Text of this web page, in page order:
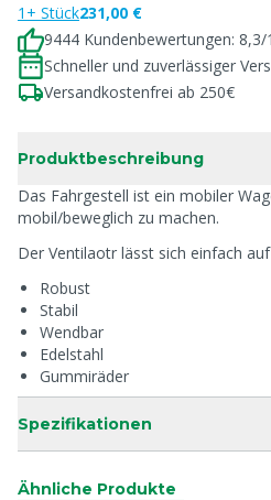
1+ Stück231,00 €
9444 Kundenbewertungen: 8,3/
Schneller und zuverlässiger
Versandkostenfrei ab 250€
Produktbeschreibung
Das Fahrgestell ist ein mobiler
mobil/beweglich zu machen.
Der Ventilaotr lässt sich einfach
Robust
Stabil
Wendbar
Edelstahl
Gummiräder
Spezifikationen
Ähnliche Produkte